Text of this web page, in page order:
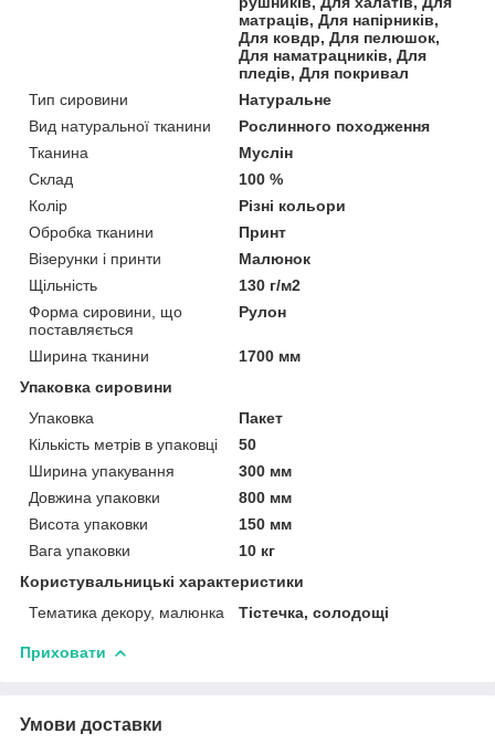
матраців, Для напірників,
Для ковдр, Для пелюшок,
Для наматрацників, Для
пледів, Для покривал
Тип сировини
Натуральне
Вид натуральної тканини
Рослинного походження
Тканина
Муслін
Склад
100 %
Колір
Різні кольори
Обробка тканини
Принт
Візерунки і принти
Малюнок
Щільність
130 г/м2
Форма сировини, що
поставляється
Рулон
Ширина тканини
1700 мм
Упаковка сировини
Упаковка
Пакет
Кількість метрів в упаковці
50
Ширина упакування
300 мм
Довжина упаковки
800 мм
Висота упаковки
150 мм
Вага упаковки
10 кг
Користувальницькі характеристики
Тематика декору, малюнка
Тістечка, солодощі
Приховати
Умови доставки